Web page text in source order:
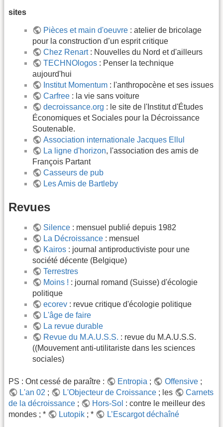
sites
Pièces et main d'oeuvre : atelier de bricolage
pour la construction d’un esprit critique
Chez Renart: Nouvelles du Nord et d'ailleurs
TECHNOlogos : Penser la technique
aujourd'hui
Institut Momentum : l'anthropocène et ses issues
Carfree : la vie sans voiture
decroissance.org : le site de l'Institut d'Études
Économiques et Sociales pour la Décroissance
Soutenable.
Association internationale Jacques Ellul
La ligne d'horizon, l'association des amis de
François Partant
Casseurs de pub
Les Amis de Bartleby
Revues
Silence : mensuel publié depuis 1982
La Décroissance : mensuel
Kairos : journal antiproductiviste pour une
société décente (Belgique)
Terrestres
Moins ! : journal romand (Suisse) d'écologie
politique
ecorev : revue critique d'écologie politique
L'âge de faire
La revue durable
Revue du M.A.U.S.S. : revue du M.A.U.S.S.
((Mouvement anti-utilitariste dans les sciences
sociales)
PS : Ont cessé de paraître : Entropia ; Offensive;
L'an 02 ; L'Objecteur de Croissance; les
Carnets
de la décroissance ; Hors-Sol : contre le meilleur des
mondes ; *
Lutopik ; * L’Escargot déchaîné